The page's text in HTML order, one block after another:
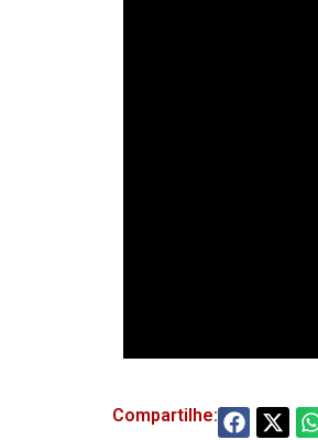
Compartilhe: